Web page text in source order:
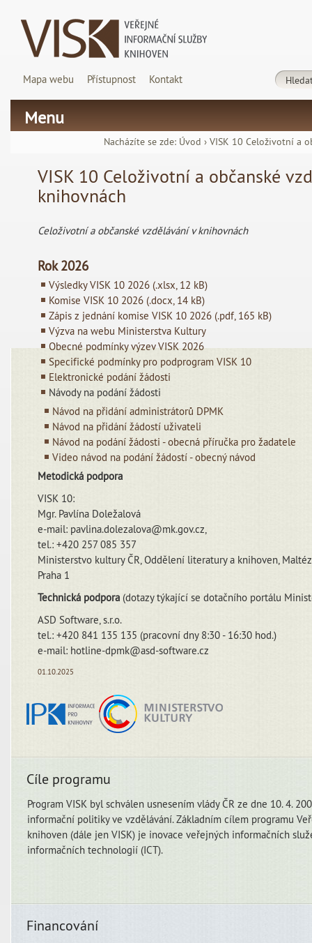
Mapa webu Přístupnost Kontakt
Menu
Nacházíte se zde: Úvod › VISK 10 Celoživotní a
VISK 10 Celoživotní a občanské
knihovnách
Celoživotní a občanské vzdělávání v knihovnách
Rok 2026
Výsledky VISK 10 2026 (.xlsx, 12 kB)
Komise VISK 10 2026 (.docx, 14 kB)
Zápis z jednání komise VISK 10 2026 (.pdf, 165 kB)
Výzva na webu Ministerstva Kultury
Obecné podmínky výzev VISK 2026
Specifické podmínky pro podprogram VISK 10
Elektronické podání žádosti
Návody na podání žádosti
Návod na přidání administrátorů DPMK
Návod na přidání žádostí uživateli
Návod na podání žádosti - obecná příručka pro žadatele
Video návod na podání žádostí - obecný návod
Metodická podpora
VISK 10:
Mgr. Pavlína Doležalová
e-mail: pavlina.dolezalova@mk.gov.cz,
tel.: +420 257 085 357
Ministerstvo kultury ČR, Oddělení literatury a knihoven,
Praha 1
Technická podpora (dotazy týkající se dotačního portálu
ASD Software, s.r.o.
tel.: +420 841 135 135 (pracovní dny 8:30 - 16:30 hod.)
e-mail: hotline-dpmk@asd-software.cz
01.10.2025
Cíle programu
Program VISK byl schválen usnesením vlády ČR ze dne 10. 4.
informační politiky ve vzdělávání. Základním cílem programu
knihoven (dále jen VISK) je inovace veřejných informačních
informačních technologií (ICT).
Financování